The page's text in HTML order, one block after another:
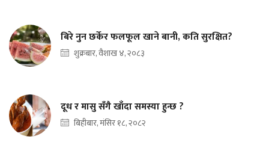
बिरे नुन छर्केर फलफूल खाने बानी, कति सुरक्षित?
शुक्रबार, वैशाख ४, २०८३
दूध र मासु सँगै खाँदा समस्या हुन्छ ?
बिहीबार, मंसिर १८, २०८२